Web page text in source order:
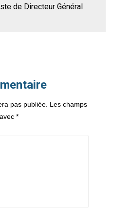
de Directeur Général
pas publiée. Les champs
*